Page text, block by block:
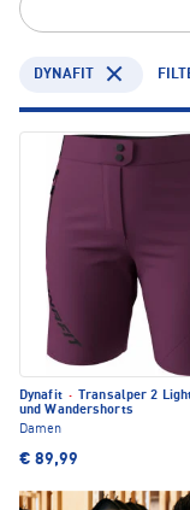
DYNAFIT
Dynafit ·
Transalper 2
und Wandershorts
Damen
€ 89,99